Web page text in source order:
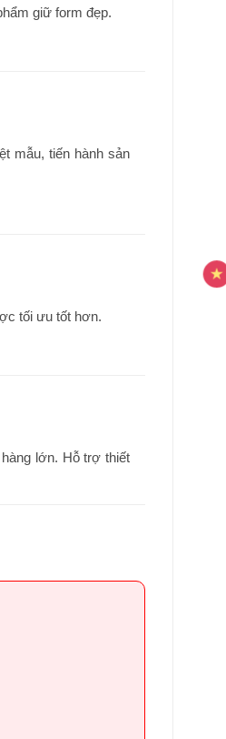
giữ form đẹp.
mẫu, tiến hành sản
tối ưu tốt hơn.
lớn. Hỗ trợ thiết